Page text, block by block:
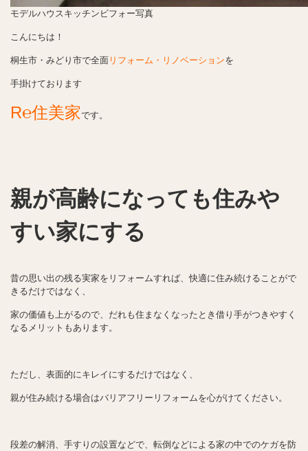
モデルハウスキッチンビフォー写真
こんにちは！
桐生市・みどり市で全面 リフォーム・リノベーションを
手掛けております
R℮住美家です。
親が高齢になっても住みや
すい家にする
昔の思い出の残る実家をリフォームすれば、快適に住み続けることがで
きるだけではなく、
家の価値も上がるので、だれも住まなくなったとき借り手がつきやすく
なるメリットもあります。
ただし、表面的にキレイにするだけではなく、
親が住み続ける場合はバリアフリーリフォームを心がけてください。
段差の解消、手すりの設置などで、転倒などによる家の中でのケガを防